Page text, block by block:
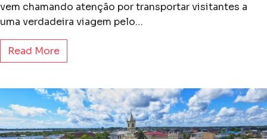
vem chamando atenção por transportar visitantes a
uma verdadeira viagem pelo…
Read More